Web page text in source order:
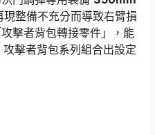
現整備不充分而導致右臂損
擊者背包轉接零件」，能
擊者背包系列組合出設定